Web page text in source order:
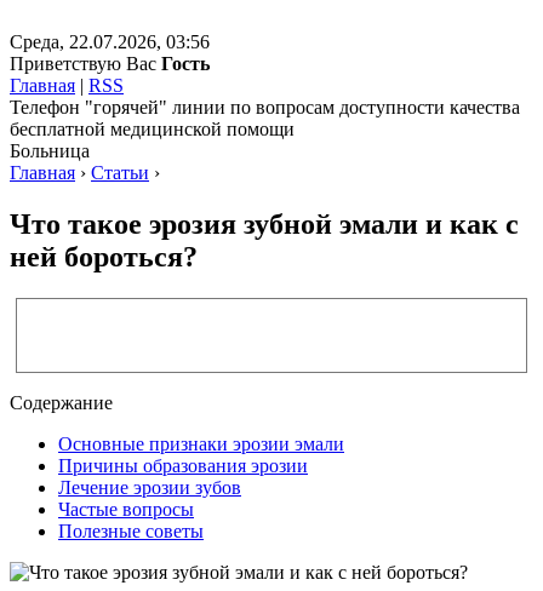
Среда, 22.07.2026, 03:56
Приветствую Вас Гость
Главная | RSS
Телефон "горячей" линии по вопросам доступности качества
бесплатной медицинской помощи
Больница
Главная › Статьи ›
Что такое эрозия зубной эмали и как с
ней бороться?
Содержание
Основные признаки эрозии эмали
Причины образования эрозии
Лечение эрозии зубов
Частые вопросы
Полезные советы